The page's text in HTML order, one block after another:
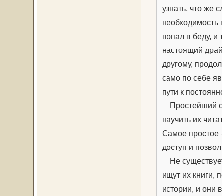
узнать, что же
необходимость
попал в беду, и
настоящий
другому,
само по себе
пути к
Простейший
научить их
Самое простое
доступ и
Не
ищут их книги,
истории, и они